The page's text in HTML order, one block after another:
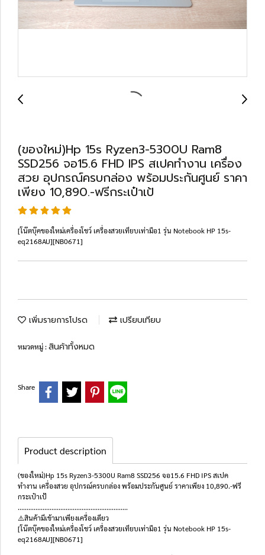
(ของใหม่)Hp 15s Ryzen3-5300U Ram8
SSD256 จอ15.6 FHD IPS สเปคทำงาน เครื่อง
สวย อุปกรณ์ครบกล่อง พร้อมประกันศูนย์ ราคา
เพียง 10,890.-ฟรีกระเป๋าเป้
[โน๊ตบุ๊คของใหม่เครื่องโชว์ เครื่องสวยเทียบเท่ามือ1 รุ่น Notebook HP 15s-
eq2168AU][NB0671]
เพิ่มรายการโปรด เปรียบเทียบ
หมวดหมู่ :สินค้าทั้งหมด
Share
Product description
(ของใหม่)Hp 15s Ryzen3-5300U Ram8 SSD256 จอ15.6 FHD IPS สเปค
ทำงาน เครื่องสวย อุปกรณ์ครบกล่อง พร้อมประกันศูนย์ ราคาเพียง 10,890.-ฟรี
กระเป๋าเป้
..............................................................
⚠️สินค้ามีเข้ามาเพียงเครื่องเดียว
[โน๊ตบุ๊คของใหม่เครื่องโชว์ เครื่องสวยเทียบเท่ามือ1 รุ่น Notebook HP 15s-
eq2168AU][NB0671]